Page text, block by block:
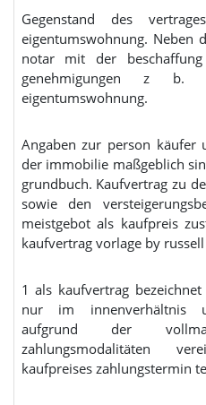
Gegenstand des
eigentumswohnung. Neben
notar mit der
genehmigungen z b.
eigentumswohnung.
Angaben zur person käufer
der immobilie maßgeblich
grundbuch. Kaufvertrag zu
sowie den
meistgebot als kaufpreis
kaufvertrag vorlage by
1 als kaufvertrag
nur im innenverhältnis
aufgrund der
zahlungsmodalitäten
kaufpreises zahlungstermin